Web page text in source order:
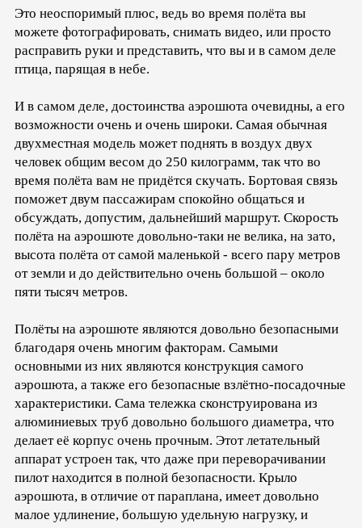
Это неоспоримый плюс, ведь во время полёта вы
можете фотографировать, снимать видео, или просто
расправить руки и представить, что вы и в самом деле
птица, парящая в небе.
И в самом деле, достоинства аэрошюта очевидны, а его
возможности очень и очень широки. Самая обычная
двухместная модель может поднять в воздух двух
человек общим весом до 250 килограмм, так что во
время полёта вам не придётся скучать. Бортовая связь
поможет двум пассажирам спокойно общаться и
обсуждать, допустим, дальнейший маршрут. Скорость
полёта на аэрошюте довольно-таки не велика, на зато,
высота полёта от самой маленькой - всего пару метров
от земли и до действительно очень большой – около
пяти тысяч метров.
Полёты на аэрошюте являются довольно безопасными
благодаря очень многим факторам. Самыми
основными из них являются конструкция самого
аэрошюта, а также его безопасные взлётно-посадочные
характеристики. Сама тележка сконструирована из
алюминиевых труб довольно большого диаметра, что
делает её корпус очень прочным. Этот летательный
аппарат устроен так, что даже при переворачивании
пилот находится в полной безопасности. Крыло
аэрошюта, в отличие от параплана, имеет довольно
малое удлинение, большую удельную нагрузку, и